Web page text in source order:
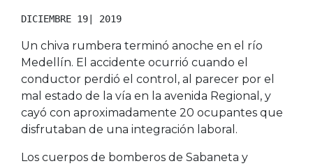
DICIEMBRE 19| 2019
Un chiva rumbera terminó anoche en el río
Medellín. El accidente ocurrió cuando el
conductor perdió el control, al parecer por el
mal estado de la vía en la avenida Regional, y
cayó con aproximadamente 20 ocupantes que
disfrutaban de una integración laboral.
Los cuerpos de bomberos de Sabaneta y